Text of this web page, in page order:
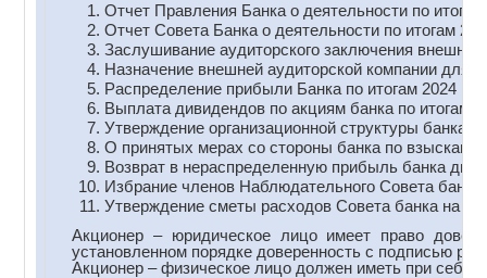
Отчет Правления Банка о деятельности по итогам
Отчет Совета Банка о деятельности по итогам
Заслушивание аудиторского заключения
Назначение внешней аудиторской компании для
Распределение прибыли Банка по итогам 2024
Выплата дивидендов по акциям банка по итогам
Утверждение организационной структуры банка.
О принятых мерах со стороны банка по
Возврат в нераспределенную прибыль банка
Избрание членов Наблюдательного Совета банка
Утверждение сметы расходов Совета банка на
Акционер – юридическое лицо имеет право
установленном порядке доверенность с подписью
Акционер – физическое лицо должен иметь при себе